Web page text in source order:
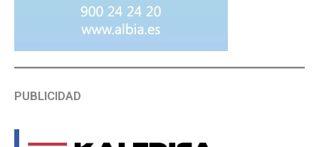
PUBLICIDAD